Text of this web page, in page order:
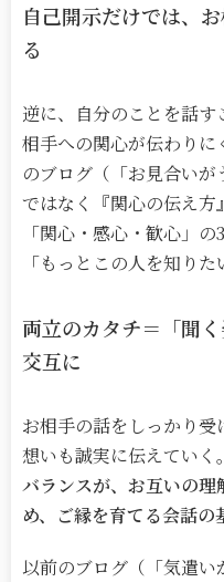
自己開示だけでは、
る
逆に、自分のことを話
相手への関心が伝わり
のブログ（「お見合いが
ではなく『関心の伝え
「関心・感心・歓心」の3
「もっとこの人を知りた
両立のカタチ＝「聞
交互に
お相手の話をしっかり
想いも誠実に伝えていく 。
バランスが、お互いの
め、ご縁を育てる会話の
以前のブログ（「気遣